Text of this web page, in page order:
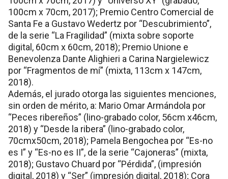
100cm x 70cm, 2017); Premio Centro Comercial de
Santa Fe a Gustavo Wedertz por “Descubrimiento”,
de la serie “La Fragilidad” (mixta sobre soporte
digital, 60cm x 60cm, 2018); Premio Unione e
Benevolenza Dante Alighieri a Carina Nargielewicz
por “Fragmentos de mí” (mixta, 113cm x 147cm,
2018).
Además, el jurado otorga las siguientes menciones,
sin orden de mérito, a: Mario Omar Armándola por
“Peces ribereños” (lino-grabado color, 56cm x46cm,
2018) y “Desde la ribera” (lino-grabado color,
70cmx50cm, 2018); Pamela Bengochea por “Es-no
es I” y “Es-no es II”, de la serie “Cajoneras” (mixta,
2018); Gustavo Chuard por “Pérdida”, (impresión
digital, 2018) y “Ser” (impresión digital, 2018); Cora